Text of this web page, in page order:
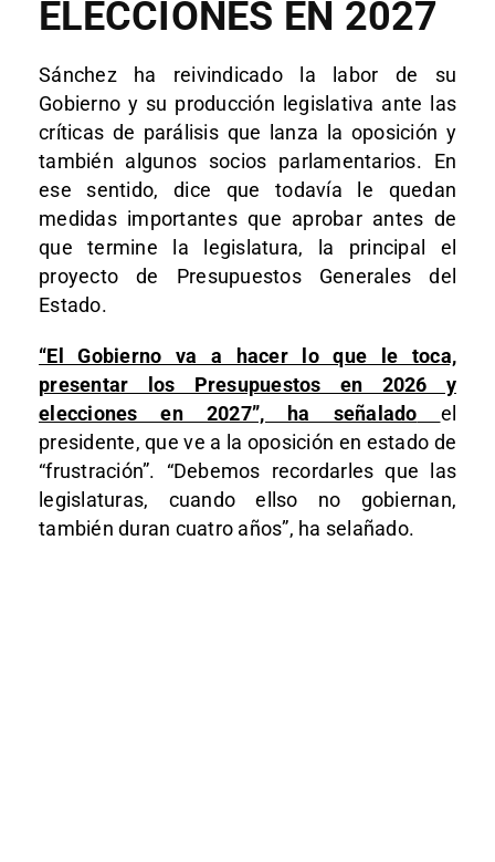
ELECCIONES EN 2027
Sánchez ha reivindicado la labor de su
Gobierno y su producción legislativa ante las
críticas de parálisis que lanza la oposición y
también algunos socios parlamentarios. En
ese sentido, dice que todavía le quedan
medidas importantes que aprobar antes de
que termine la legislatura, la principal el
proyecto de Presupuestos Generales del
Estado.
“El Gobierno va a hacer lo que le toca,
presentar los Presupuestos en 2026 y
elecciones en 2027”, ha señalado
el
presidente, que ve a la oposición en estado de
“frustración”. “Debemos recordarles que las
legislaturas, cuando ellso no gobiernan,
también duran cuatro años”, ha selañado.